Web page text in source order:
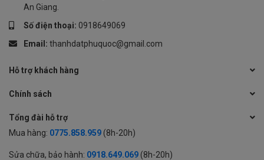
An Giang.
Số điện thoại: 0918649069
Email: thanhdatphuquoc@gmail.com
Hỗ trợ khách hàng
Chính sách
Tổng đài hỗ trợ
Mua hàng: 0775.858.959 (8h-20h)
Sửa chữa, bảo hành: 0918.649.069 (8h-20h)